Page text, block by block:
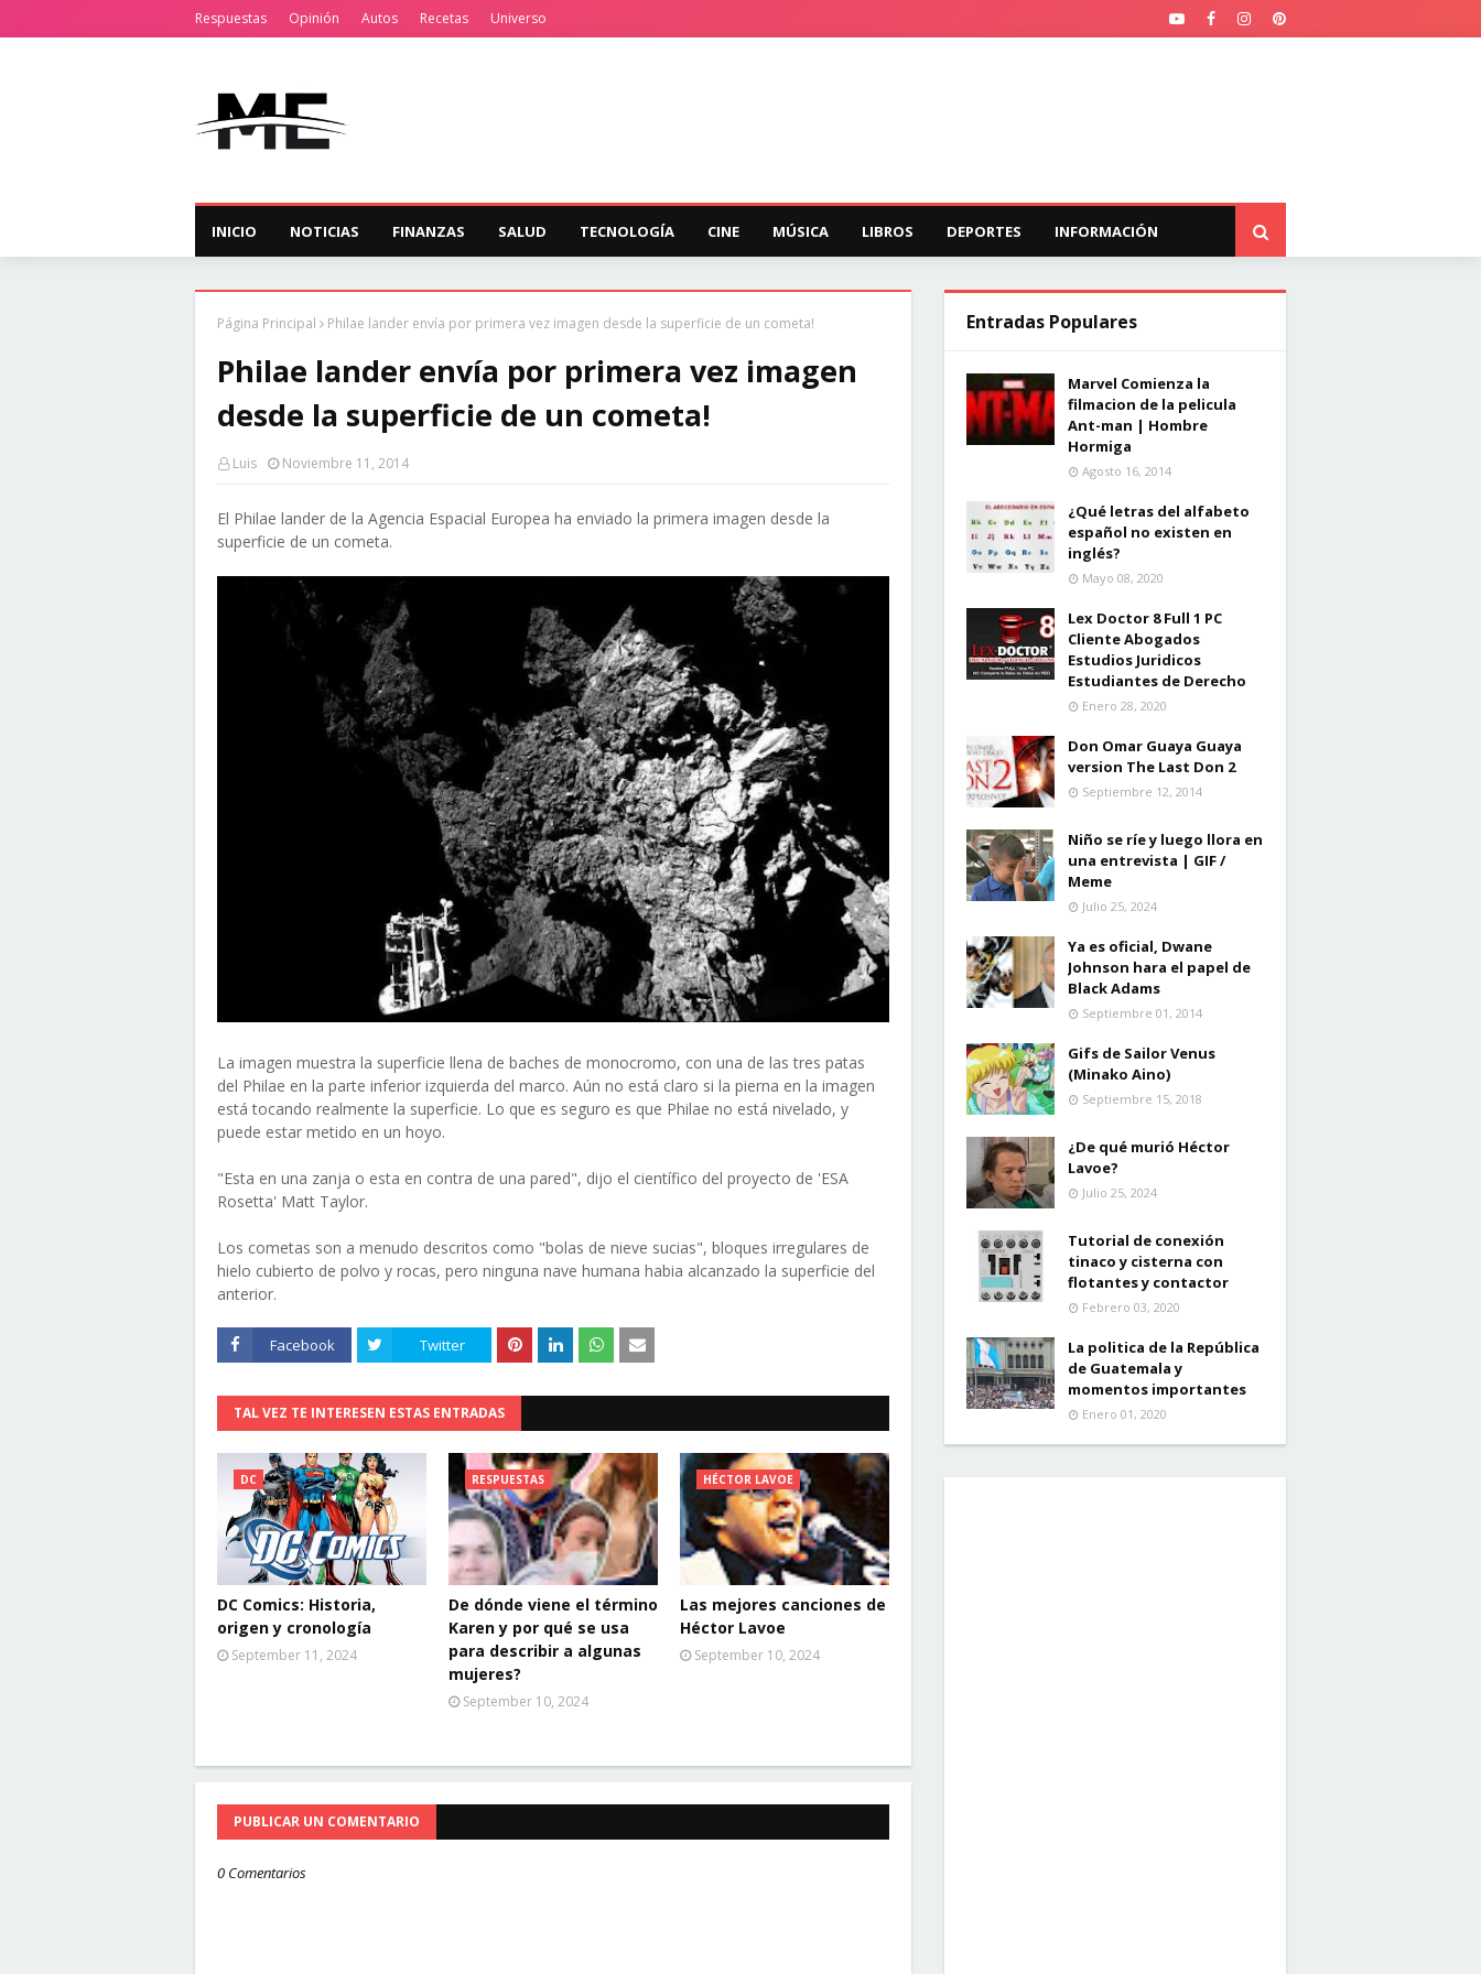
Respuestas Opinión Autos Recetas Universo
INICIO NOTICIAS FINANZAS SALUD TECNOLOGÍA CINE MÚSICA LIBROS DEPORTES INFORMACIÓN
Página Principal Philae lander envía por primera vez imagen desde la superficie de un cometa!
Philae lander envía por primera vez imagen
desde la superficie de un cometa!
Luis Noviembre 11, 2014
El Philae lander de la Agencia Espacial Europea ha enviado la primera imagen desde la
superficie de un cometa.
La imagen muestra la superficie llena de baches de monocromo, con una de las tres patas
del Philae en la parte inferior izquierda del marco. Aún no está claro si la pierna en la imagen
está tocando realmente la superficie. Lo que es seguro es que Philae no está nivelado, y
puede estar metido en un hoyo.
"Esta en una zanja o esta en contra de una pared", dijo el científico del proyecto de 'ESA
Rosetta' Matt Taylor.
Los cometas son a menudo descritos como "bolas de nieve sucias", bloques irregulares de
hielo cubierto de polvo y rocas, pero ninguna nave humana habia alcanzado la superficie del
anterior.
Facebook Twitter
TAL VEZ TE INTERESEN ESTAS ENTRADAS
DC
DC Comics: Historia,
origen y cronología
September 11, 2024
RESPUESTAS
De dónde viene el término
Karen y por qué se usa
para describir a algunas
mujeres?
September 10, 2024
HÉCTOR LAVOE
Las mejores canciones de
Héctor Lavoe
September 10, 2024
PUBLICAR UN COMENTARIO
0 Comentarios
Entradas Populares
Marvel Comienza la
filmacion de la pelicula
Ant-man | Hombre
Hormiga
Agosto 16, 2014
¿Qué letras del alfabeto
español no existen en
inglés?
Mayo 08, 2020
Lex Doctor 8 Full 1 PC
Cliente Abogados
Estudios Juridicos
Estudiantes de Derecho
Enero 28, 2020
Don Omar Guaya Guaya
version The Last Don 2
Septiembre 12, 2014
Niño se ríe y luego llora en
una entrevista | GIF /
Meme
Julio 25, 2024
Ya es oficial, Dwane
Johnson hara el papel de
Black Adams
Septiembre 01, 2014
Gifs de Sailor Venus
(Minako Aino)
Septiembre 15, 2018
¿De qué murió Héctor
Lavoe?
Julio 25, 2024
Tutorial de conexión
tinaco y cisterna con
flotantes y contactor
Febrero 03, 2020
La politica de la República
de Guatemala y
momentos importantes
Enero 01, 2020